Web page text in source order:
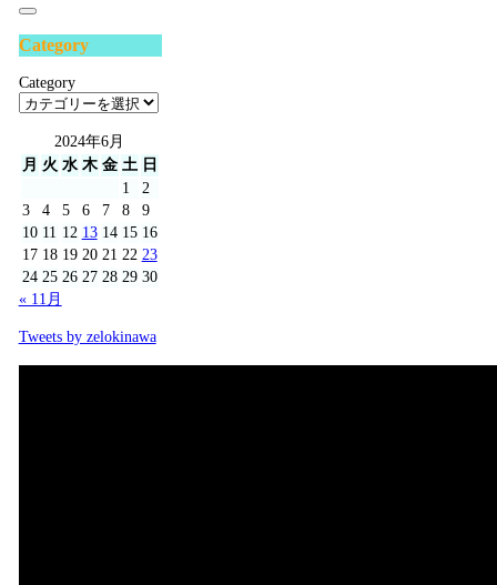
Category
Category
2024年6月
月 火 水 木 金 土 日
1
2
3
4 5 6 7 8
9
10 11 12 13 14 15 16
17 18 19 20 21 22 23
24 25 26 27 28 29 30
« 11月
Tweets by zelokinawa